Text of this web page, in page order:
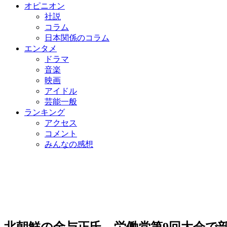
オピニオン
社説
コラム
日本関係のコラム
エンタメ
ドラマ
音楽
映画
アイドル
芸能一般
ランキング
アクセス
コメント
みんなの感想